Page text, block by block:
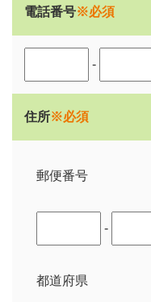
電話番号※必須
-
住所※必須
郵便番号
-
都道府県